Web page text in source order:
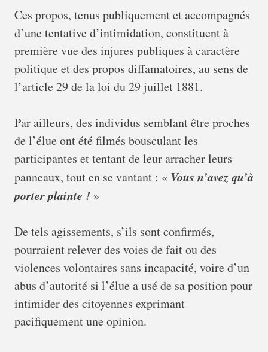
Ces propos, tenus publiquement et accompagnés
d’une tentative d’intimidation, constituent à
première vue des injures publiques à caractère
politique et des propos diffamatoires, au sens de
l’article 29 de la loi du 29 juillet 1881.
Par ailleurs, des individus semblant être proches
de l’élue ont été filmés bousculant les
participantes et tentant de leur arracher leurs
panneaux, tout en se vantant : « Vous n’avez qu’à
porter plainte ! »
De tels agissements, s’ils sont confirmés,
pourraient relever des voies de fait ou des
violences volontaires sans incapacité, voire d’un
abus d’autorité si l’élue a usé de sa position pour
intimider des citoyennes exprimant
pacifiquement une opinion.